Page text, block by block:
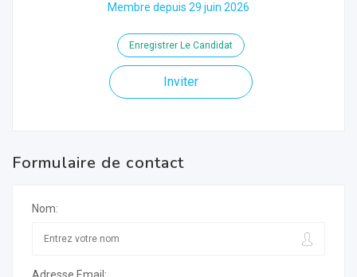
Membre depuis 29 juin 2026
Enregistrer Le Candidat
Inviter
Formulaire de contact
Nom: